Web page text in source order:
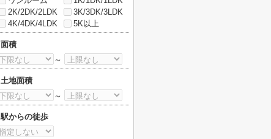
2K/2DK/2LDK
3K/3DK/3LDK
4K/4DK/4LDK
5K以上
面積
～
土地面積
～
駅からの徒歩